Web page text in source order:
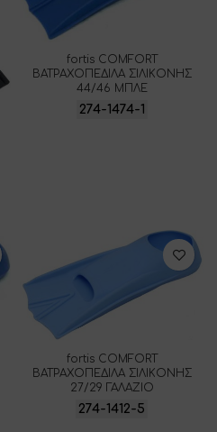
fortis COMFORT
ΒΑΤΡΑΧΟΠΕΔΙΛΑ ΣΙΛΙΚΟΝΗΣ
44/46 ΜΠΛΕ
274-1474-1
fortis COMFORT
ΒΑΤΡΑΧΟΠΕΔΙΛΑ ΣΙΛΙΚΟΝΗΣ
27/29 ΓΑΛΑΖΙΟ
274-1412-5